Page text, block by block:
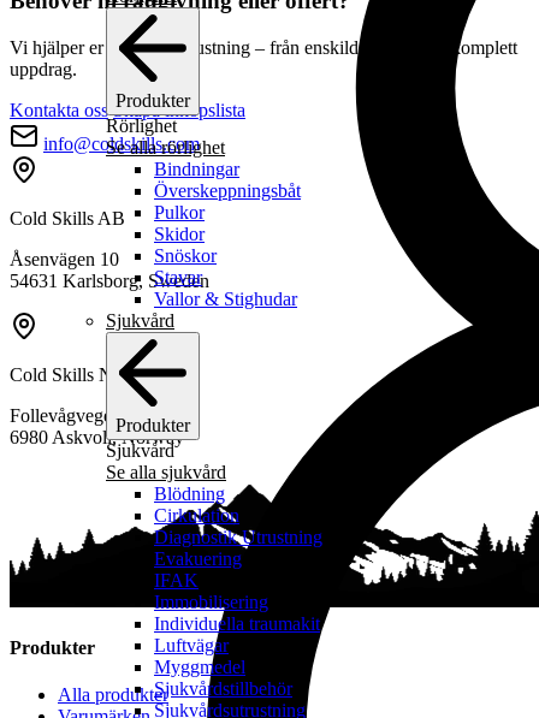
Produkter
Rörlighet
Se alla rörlighet
Bindningar
Överskeppningsbåt
Pulkor
Skidor
Snöskor
Stavar
Vallor & Stighudar
Sjukvård
Produkter
Sjukvård
Se alla sjukvård
Blödning
Cirkulation
Diagnostik Utrustning
Evakuering
IFAK
Immobilisering
Individuella traumakit
Luftvägar
Myggmedel
Sjukvårdstillbehör
Sjukvårdsutrustning
flera
varianter.
De
alternativen
kan
väljas
produktsidan
varianter.
olika
alternativen
väljas
produktsidan
Vi hjälper er hitta rätt utrustning – från enskild produkt till komplett
uppdrag.
Kontakta oss Skapa inköpslista
info@coldskills.com
Cold Skills AB
Åsenvägen 10
54631 Karlsborg, Sweden
Cold Skills Norway AS
Follevågvegen 51,
6980 Askvoll, Norway
Produkter
Alla produkter